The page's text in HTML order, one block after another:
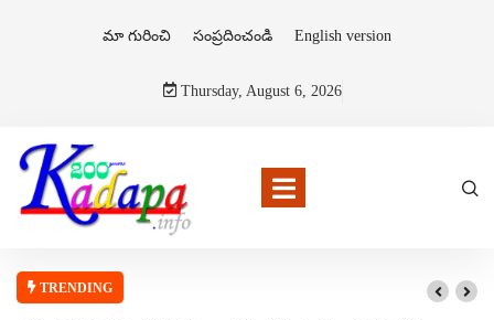
మా గురించి సంప్రదించండి English version
Thursday, August 6, 2026
TRENDING